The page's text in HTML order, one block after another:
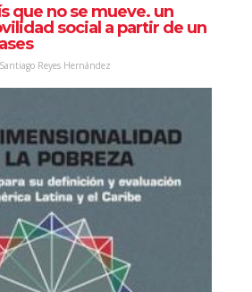
que no se mueve. un
social a partir de un
Reyes Hernández